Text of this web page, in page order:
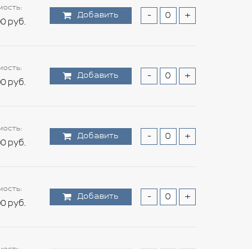
руб.
Добавить - +
руб.
Добавить - +
руб.
Добавить - +
руб.
Добавить - +